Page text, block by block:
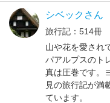
シベックさん
旅行記：514冊
山や花を愛され
パアルプスのト
真は圧巻です。
見の旅行記が満
ています。